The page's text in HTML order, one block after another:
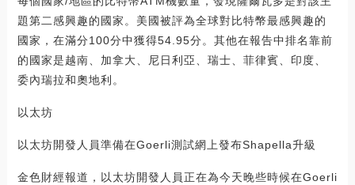
題第二感興趣的國家。美國被評為全球對比特幣最感興趣的
國家，在滿分100分中獲得54.95分。其他在報告中排名靠前
的國家是越南、加拿大、尼日利亞、瑞士、菲律賓、印度、
委內瑞拉和奧地利。
以太坊
以太坊開發人員準備在Goerli測試網上發布Shapella升級
金色財經報道，以太坊開發人員正在為今天晚些時候在Goerli